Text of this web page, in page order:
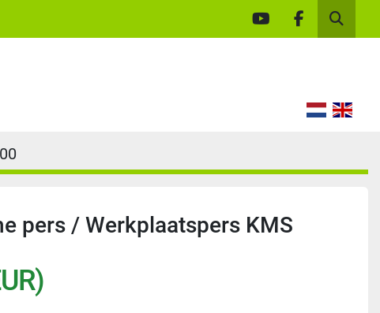
youtubefacebook
Zoek
pers / Werkplaatspers KMS